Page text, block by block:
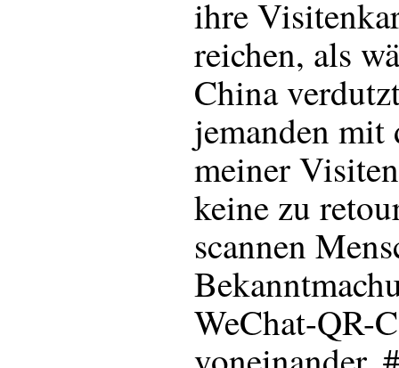
ihre
reichen, als
China
jemanden mit
meiner
keine zu
scannen
WeChat-QR-